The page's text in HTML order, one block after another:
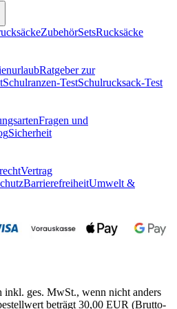
ZubehörSetsRucksäcke
Ratgeber zur
Schulranzen-TestSchulrucksack-Test
Fragen und
Sicherheit
Vertrag
BarrierefreiheitUmwelt &
inkl. ges. MwSt., wenn nicht anders
beträgt 30,00 EUR (Brutto-